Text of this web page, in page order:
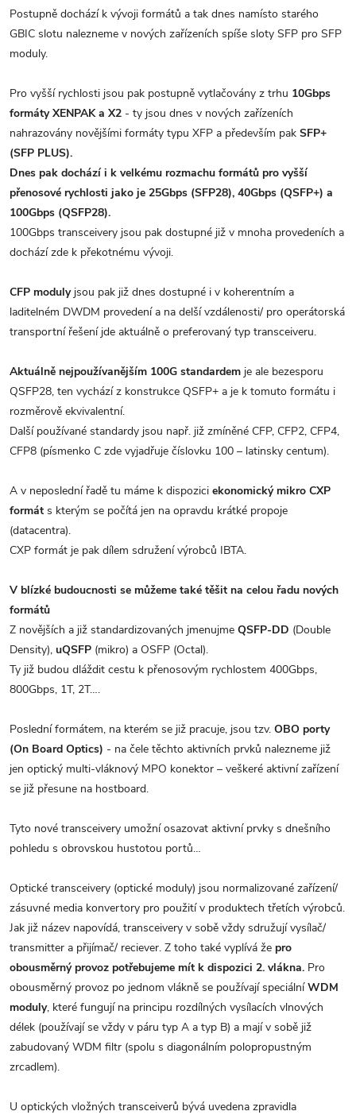
Postupně dochází k vývoji formátů a tak dnes namísto starého
GBIC slotu nalezneme v nových zařízeních spíše sloty SFP pro SFP
moduly.
Pro vyšší rychlosti jsou pak postupně vytlačovány z trhu 10Gbps
formáty XENPAK a X2 - ty jsou dnes v nových zařízeních
nahrazovány novějšími formáty typu XFP a především pak SFP+
(SFP PLUS).
Dnes pak dochází i k velkému rozmachu formátů pro vyšší
přenosové rychlosti jako je 25Gbps (SFP28), 40Gbps (QSFP+) a
100Gbps (QSFP28).
100Gbps transceivery jsou pak dostupné již v mnoha provedeních a
dochází zde k překotnému vývoji.
CFP modulyjsou pak již dnes dostupné i v koherentním a
laditelném DWDM provedení a na delší vzdálenosti/ pro operátorská
transportní řešení jde aktuálně o preferovaný typ transceiveru.
Aktuálně nejpoužívanějším 100G standardem je ale bezesporu
QSFP28, ten vychází z konstrukce QSFP+ a je k tomuto formátu i
rozměrově ekvivalentní.
Další používané standardy jsou např. již zmíněné CFP, CFP2, CFP4,
CFP8 (písmenko C zde vyjadřuje číslovku 100 – latinsky centum).
A v neposlední řadě tu máme k dispozici ekonomický mikro CXP
formát s kterým se počítá jen na opravdu krátké propoje
(datacentra).
CXP formát je pak dílem sdružení výrobců IBTA.
V blízké budoucnosti se můžeme také těšit na celou řadu nových
formátů
Z novějších a již standardizovaných jmenujme QSFP-DD (Double
Density), uQSFP (mikro) a OSFP (Octal).
Ty již budou dláždit cestu k přenosovým rychlostem 400Gbps,
800Gbps, 1T, 2T….
Poslední formátem, na kterém se již pracuje, jsou tzv. OBO porty
(On Board Optics) - na čele těchto aktivních prvků nalezneme již
jen optický multi-vláknový MPO konektor – veškeré aktivní zařízení
se již přesune na hostboard.
Tyto nové transceivery umožní osazovat aktivní prvky s dnešního
pohledu s obrovskou hustotou portů…
Optické transceivery (optické moduly) jsou normalizované zařízení/
zásuvné media konvertory pro použití v produktech třetích výrobců.
Jak již název napovídá, transceivery v sobě vždy sdružují vysílač/
transmitter a přijímač/ reciever. Z toho také vyplívá že pro
obousměrný provoz potřebujeme mít k dispozici 2. vlákna. Pro
obousměrný provoz po jednom vlákně se používají speciálníWDM
moduly, které fungují na principu rozdílných vysílacích vlnových
délek (používají se vždy v páru typ A a typ B) a mají v sobě již
zabudovaný WDM filtr (spolu s diagonálním polopropustným
zrcadlem).
U optických vložných transceiverů bývá uvedena zpravidla